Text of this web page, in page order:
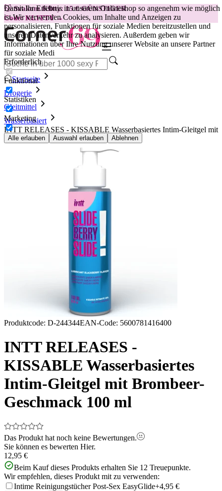
Damit Ihr Erlebnis in unserem Onlineshop so angenehm wie möglich
ist.Wir verwenden Cookies, um Inhalte und Anzeigen zu
personalisieren, Funktionen für soziale Medien bereitzustellen und
unseren Datenverkehr zu analysieren. Außerdem geben wir
Informationen über Ihre Nutzung unserer Website an unsere Partner
für soziale Medi
Erforderlich
Funktional
Statistiken
Marketing
Alle erlauben Auswahl erlauben Ablehnen
😽Svakom Klitty: 15 € GÜNSTIGER
Code: KLITTY →
Startseite
Drogerie
Gleitmittel
Wasserbasiert
INTT RELEASES - KISSABLE Wasserbasiertes Intim-Gleitgel mit
Brombeer-Geschmack 100 ml
Produktcode: D-244344EAN-Code: 5600781416400
INTT RELEASES -
KISSABLE Wasserbasiertes
Intim-Gleitgel mit Brombeer-
Geschmack 100 ml
Das Produkt hat noch keine Bewertungen.
Sie können es bewerten Hier.
12,95 €
Beim Kauf dieses Produkts erhalten Sie 12 Treuepunkte.
Wir empfehlen, dieses Produkt mit zu verwenden:
Intime Reinigungstücher Post-Sex EasyGlide+4,95 €